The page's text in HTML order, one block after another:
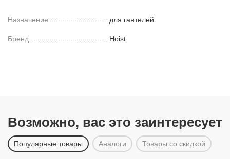
Назначение для гантелей
Бренд Hoist
Возможно, вас это заинтересует
Популярные товары Аналоги Товары со скидкой